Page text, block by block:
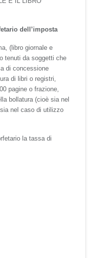
dell’imposta
(libro giornale e
tenuti da soggetti che
di concessione
di libri o registri,
pagine o frazione,
bollatura (cioè sia nel
nel caso di utilizzo
la tassa di